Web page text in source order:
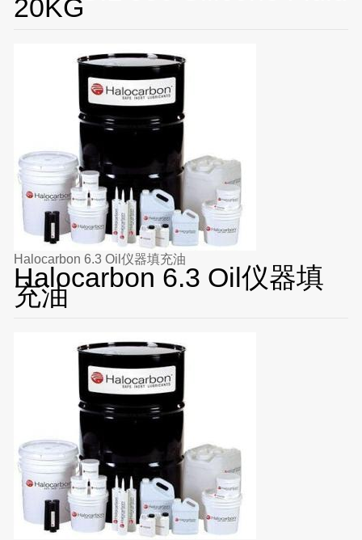
20KG
Halocarbon 6.3 Oil仪器填充油
Halocarbon 6.3 Oil仪器填
充油